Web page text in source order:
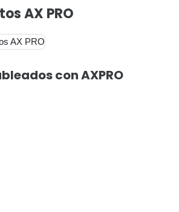
AX PRO
con AXPRO